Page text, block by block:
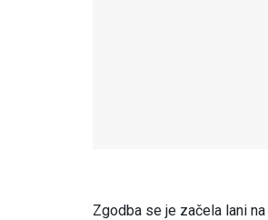
Zgodba se je začela lani